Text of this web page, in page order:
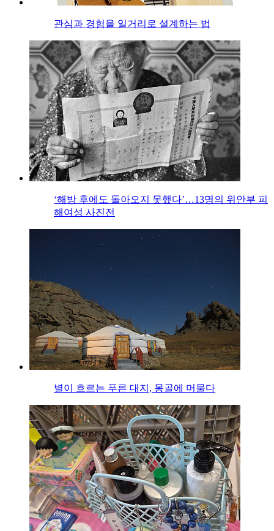
관심과 경험을 일거리로 설계하는 법
‘해방 후에도 돌아오지 못했다’…13명의 위안부 피
해여성 사진전
별이 흐르는 푸른 대지, 몽골에 머물다